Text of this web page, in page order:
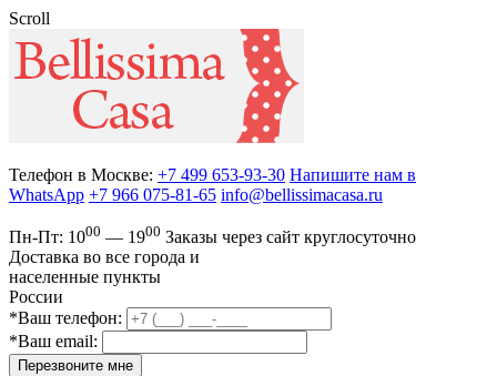
Scroll
Телефон в Москве: +7 499 653-93-30 Напишите нам в
WhatsApp +7 966 075-81-65 info@bellissimacasa.ru
Пн-Пт: 1000 — 1900 Заказы через сайт круглосуточно
Доставка во все города и
населенные пункты
России
*Ваш телефон:
*Ваш email:
Перезвоните мне